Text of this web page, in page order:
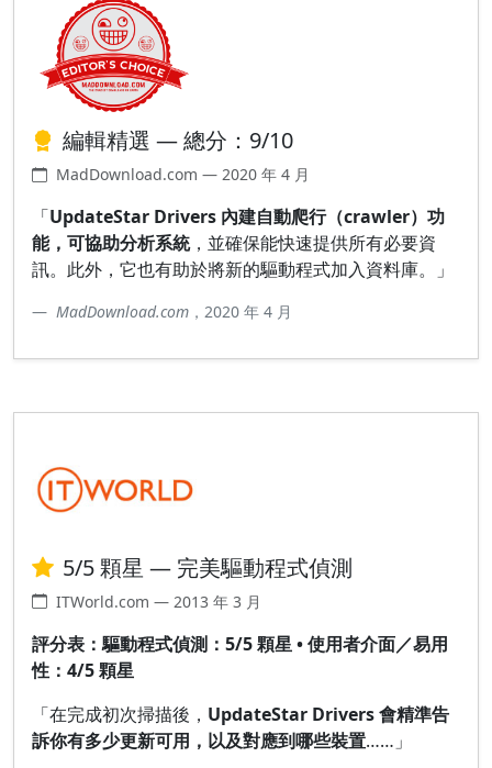
編輯精選 — 總分：9/10
MadDownload.com — 2020 年 4 月
「UpdateStar Drivers 內建自動爬行（crawler）功
能，可協助分析系統，並確保能快速提供所有必要資
訊。此外，它也有助於將新的驅動程式加入資料庫。」
MadDownload.com ，2020 年 4 月
5/5 顆星 — 完美驅動程式偵測
ITWorld.com — 2013 年 3 月
評分表：驅動程式偵測：5/5 顆星 • 使用者介面／易用
性：4/5 顆星
「在完成初次掃描後， UpdateStar Drivers 會精準告
訴你有多少更新可用，以及對應到哪些裝置……」